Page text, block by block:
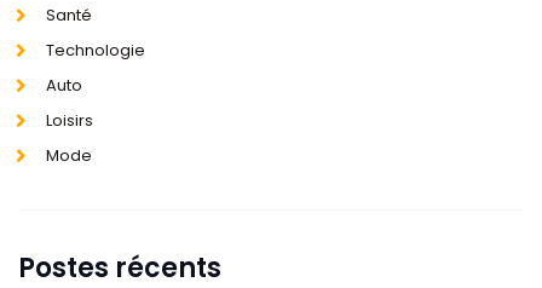
Santé
Technologie
Auto
Loisirs
Mode
Postes récents